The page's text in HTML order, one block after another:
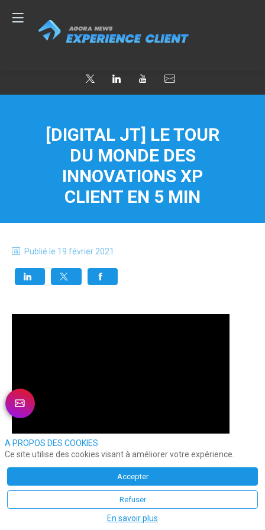
[DIGITAL JT] LE TOUR
DU MONDE DES
INNOVATIONS XP
CLIENT EN 5 MIN
Publié le 19 février 2021
A PROPOS DES COOKIES
Ce site utilise des cookies visant à améliorer votre expérience.
Accepter
Refuser
En savoir plus